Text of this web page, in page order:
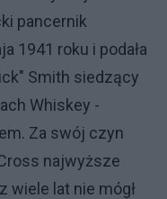
pancernik
1941 roku i podała
Smith siedzący
Whiskey -
Za swój czyn
najwyższe
wiele lat nie mógł